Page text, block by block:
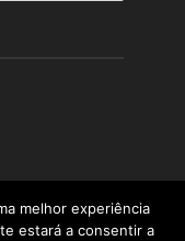
os direitos
melhor experiência
estará a consentir a